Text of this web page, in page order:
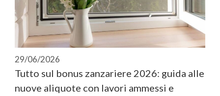
29/06/2026
Tutto sul bonus zanzariere 2026: guida alle
nuove aliquote con lavori ammessi e